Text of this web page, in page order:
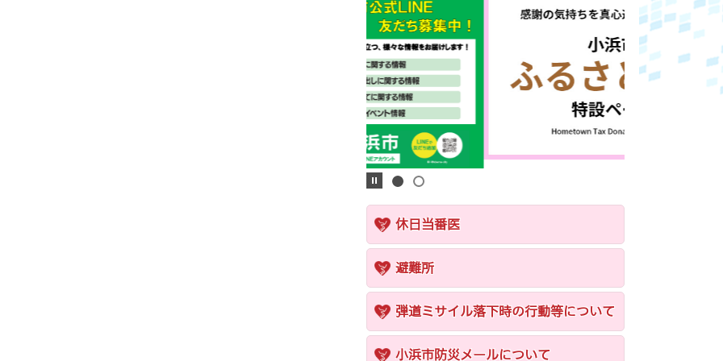
休日当番医
避難所
弾道ミサイル落下時の行動等について
小浜市防災メールについて